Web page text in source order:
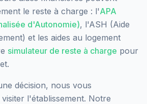
le reste à charge : l'APA
d'Autonomie), l'ASH (Aide
et les aides au logement
simulateur de reste à charge pour
décision, nous vous
l'établissement. Notre